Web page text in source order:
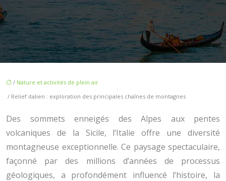
/ Nature et activités de plein air
/ Relief italien : exploration des principales chaînes de montagnes
Des sommets enneigés des Alpes aux pentes
volcaniques de la Sicile, l’Italie offre une diversité
montagneuse exceptionnelle. Ce paysage spectaculaire,
façonné par des millions d’années de processus
géologiques, a profondément influencé l’histoire, la